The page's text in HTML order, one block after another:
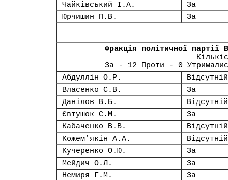
Чайківський І.А.
За
Юрчишин П.В.
За
Фракція політичної партії
За - 12 Проти - 0
Абдуллін О.Р.
Відсутній
Власенко С.В.
За
Данілов В.Б.
Відсутній
Євтушок С.М.
За
Кабаченко В.В.
Відсутній
Кожем’якін А.А.
Відсутній
Кучеренко О.Ю.
За
Мейдич О.Л.
За
Немиря Г.М.
За